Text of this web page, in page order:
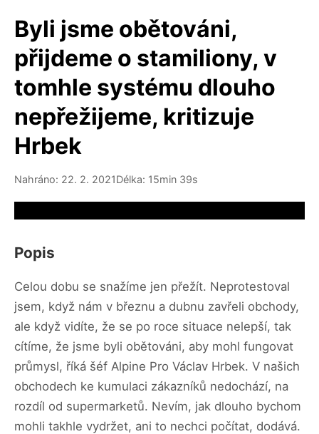
Byli jsme obětováni,
přijdeme o stamiliony, v
tomhle systému dlouho
nepřežijeme, kritizuje
Hrbek
Nahráno: 22. 2. 2021Délka: 15min 39s
Popis
Celou dobu se snažíme jen přežít. Neprotestoval
jsem, když nám v březnu a dubnu zavřeli obchody,
ale když vidíte, že se po roce situace nelepší, tak
cítíme, že jsme byli obětováni, aby mohl fungovat
průmysl, říká šéf Alpine Pro Václav Hrbek. V našich
obchodech ke kumulaci zákazníků nedochází, na
rozdíl od supermarketů. Nevím, jak dlouho bychom
mohli takhle vydržet, ani to nechci počítat, dodává.